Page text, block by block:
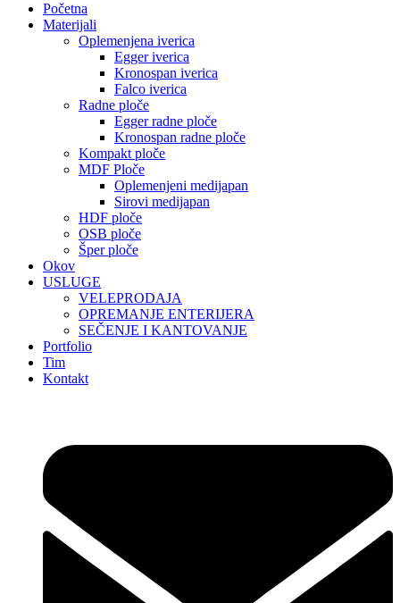
Početna
Materijali
Oplemenjena iverica
Egger iverica
Kronospan iverica
Falco iverica
Radne ploče
Egger radne ploče
Kronospan radne ploče
Kompakt ploče
MDF Ploče
Oplemenjeni medijapan
Sirovi medijapan
HDF ploče
OSB ploče
Šper ploče
Okov
USLUGE
VELEPRODAJA
OPREMANJE ENTERIJERA
SEČENJE I KANTOVANJE
Portfolio
Tim
Kontakt